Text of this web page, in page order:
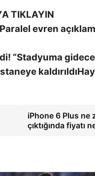
TIKLAYIN
Paralel evren
“Stadyuma
iPhone 6 Plus ne
çıktığında fiyatı